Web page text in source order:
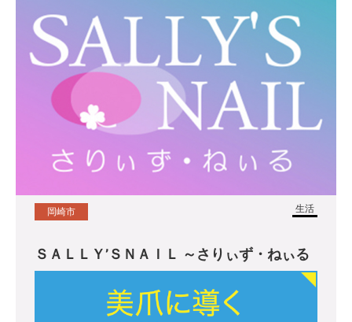
生活
岡崎市
ＳＡＬＬＹ’ＳＮＡＩＬ ～さりぃず・ねぃる